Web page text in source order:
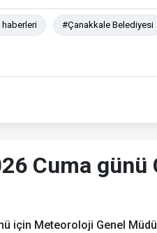
#Çanakkale Belediyesi
Cuma günü
için Meteoroloji Genel